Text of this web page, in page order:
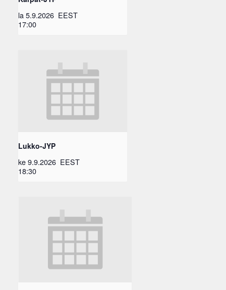
la 5.9.2026
17:00
EEST
Lukko-JYP
ke 9.9.2026
18:30
EEST